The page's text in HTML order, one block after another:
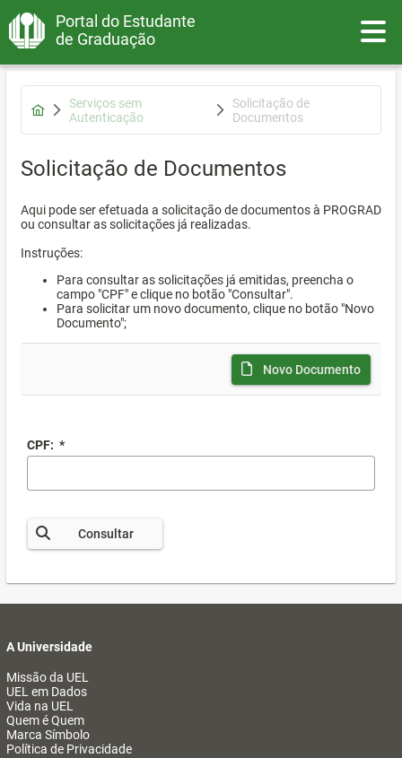
Portal do Estudante
de Graduação
Serviços sem
Autenticação
Solicitação de
Documentos
Solicitação de Documentos
Aqui pode ser efetuada a solicitação de documentos à PROGRAD
ou consultar as solicitações já realizadas.
Instruções:
Para consultar as solicitações já emitidas, preencha o
campo "CPF" e clique no botão "Consultar".
Para solicitar um novo documento, clique no botão "Novo
Documento";
Novo Documento
CPF: *
Consultar
A Universidade
Missão da UEL
UEL em Dados
Vida na UEL
Quem é Quem
Marca Símbolo
Política de Privacidade